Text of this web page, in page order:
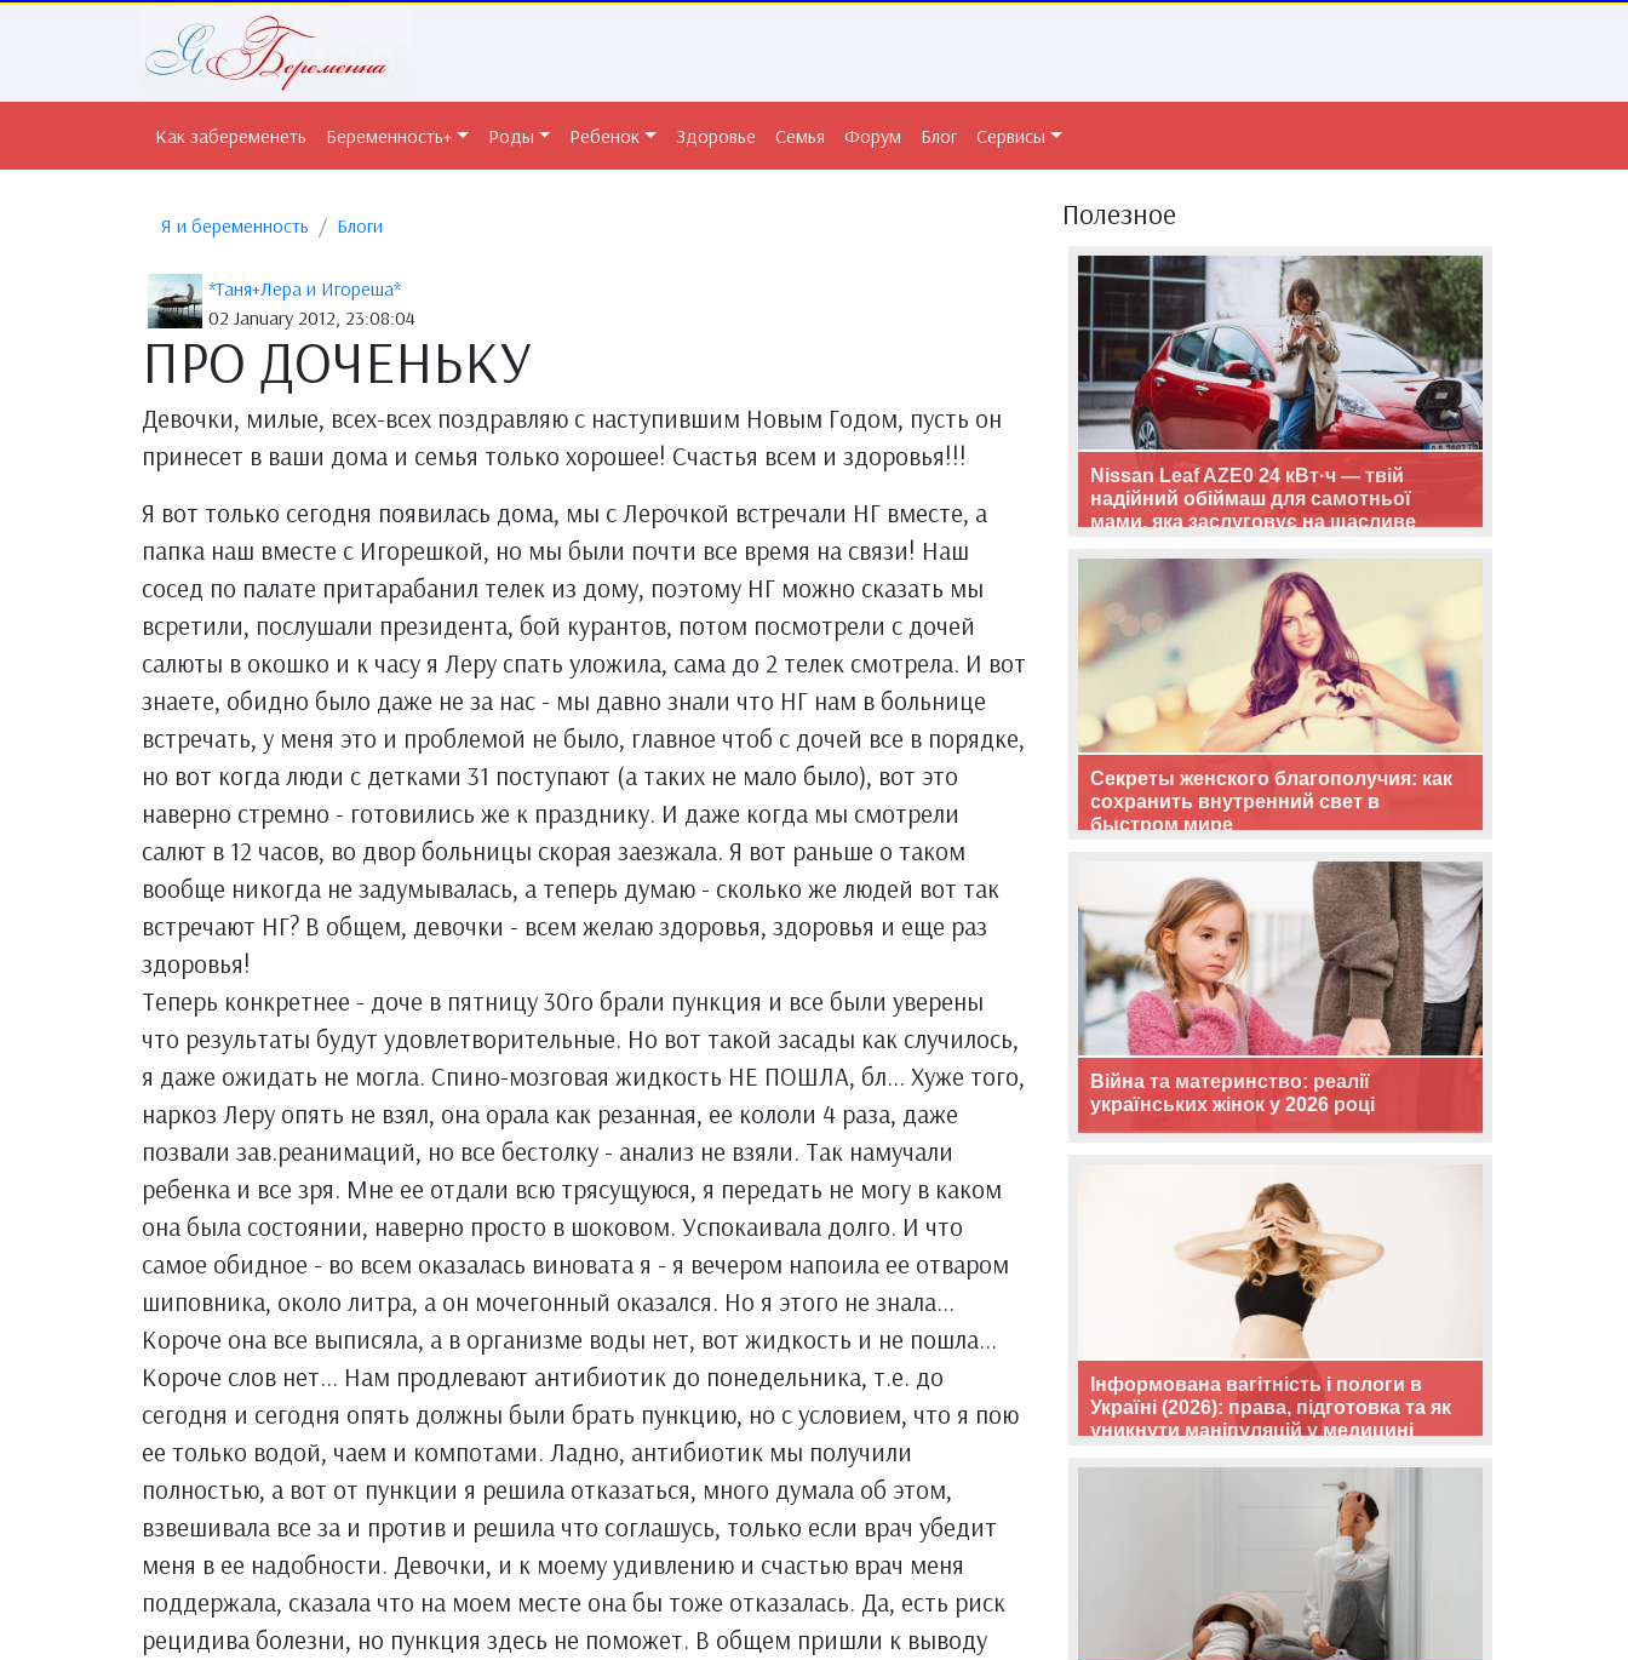
Как забеременеть Беременность+ Роды Ребенок Здоровье Семья Форум Блог Сервисы
Я и беременность Блоги
*Таня+Лера и Игореша*
02 January 2012, 23:08:04
ПРО ДОЧЕНЬКУ
Девочки, милые, всех-всех поздравляю с наступившим Новым Годом, пусть он
принесет в ваши дома и семья только хорошее! Счастья всем и здоровья!!!
Я вот только сегодня появилась дома, мы с Лерочкой встречали НГ вместе, а
папка наш вместе с Игорешкой, но мы были почти все время на связи! Наш
сосед по палате притарабанил телек из дому, поэтому НГ можно сказать мы
всретили, послушали президента, бой курантов, потом посмотрели с дочей
салюты в окошко и к часу я Леру спать уложила, сама до 2 телек смотрела. И вот
знаете, обидно было даже не за нас - мы давно знали что НГ нам в больнице
встречать, у меня это и проблемой не было, главное чтоб с дочей все в порядке,
но вот когда люди с детками 31 поступают (а таких не мало было), вот это
наверно стремно - готовились же к празднику. И даже когда мы смотрели
салют в 12 часов, во двор больницы скорая заезжала. Я вот раньше о таком
вообще никогда не задумывалась, а теперь думаю - сколько же людей вот так
встречают НГ? В общем, девочки - всем желаю здоровья, здоровья и еще раз
здоровья!
Теперь конкретнее - доче в пятницу 30го брали пункция и все были уверены
что результаты будут удовлетворительные. Но вот такой засады как случилось,
я даже ожидать не могла. Спино-мозговая жидкость НЕ ПОШЛА, бл... Хуже того,
наркоз Леру опять не взял, она орала как резанная, ее кололи 4 раза, даже
позвали зав.реанимаций, но все бестолку - анализ не взяли. Так намучали
ребенка и все зря. Мне ее отдали всю трясущуюся, я передать не могу в каком
она была состоянии, наверно просто в шоковом. Успокаивала долго. И что
самое обидное - во всем оказалась виновата я - я вечером напоила ее отваром
шиповника, около литра, а он мочегонный оказался. Но я этого не знала...
Короче она все выписяла, а в организме воды нет, вот жидкость и не пошла...
Короче слов нет... Нам продлевают антибиотик до понедельника, т.е. до
сегодня и сегодня опять должны были брать пункцию, но с условием, что я пою
ее только водой, чаем и компотами. Ладно, антибиотик мы получили
полностью, а вот от пункции я решила отказаться, много думала об этом,
взвешивала все за и против и решила что соглашусь, только если врач убедит
меня в ее надобности. Девочки, и к моему удивлению и счастью врач меня
поддержала, сказала что на моем месте она бы тоже отказалась. Да, есть риск
рецидива болезни, но пункция здесь не поможет. В общем пришли к выводу
Полезное
Nissan Leaf AZE0 24 кВт·ч — твій
надійний обіймаш для самотньої
мами, яка заслуговує на щасливе
Секреты женского благополучия: как
сохранить внутренний свет в
быстром мире
Війна та материнство: реалії
українських жінок у 2026 році
Інформована вагітність і пологи в
Україні (2026): права, підготовка та як
уникнути маніпуляцій у медицині